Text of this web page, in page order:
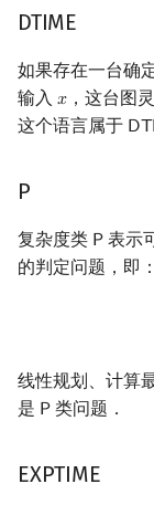
DTIME
如果存在一台确
输入 𝑥
x ，这台图
这个语言属于 𝖣 𝖳𝖨
P
复杂度类 𝖯
P 表示
的判定问题，即：
线性规划、计算
是 𝖯
P 类问题．
EXPTIME